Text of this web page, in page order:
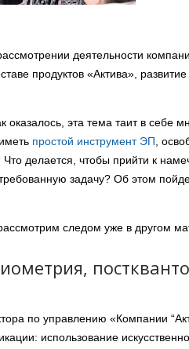
деятельности
продуктов «Актива»,
эта тема таит в себе
простой инструмент ЭП ,
делается, чтобы прийти к
задачу? Об этом
следом уже в другом
по управлению «Компании
использование